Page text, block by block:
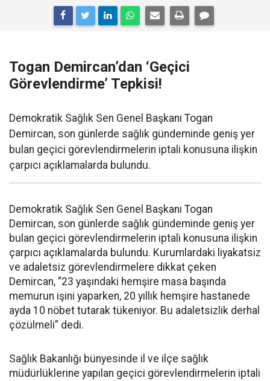
Togan Demircan’dan ‘Geçici
Görevlendirme’ Tepkisi!
Demokratik Sağlık Sen Genel Başkanı Togan
Demircan, son günlerde sağlık gündeminde geniş yer
bulan geçici görevlendirmelerin iptali konusuna ilişkin
çarpıcı açıklamalarda bulundu.
Demokratik Sağlık Sen Genel Başkanı Togan
Demircan, son günlerde sağlık gündeminde geniş yer
bulan geçici görevlendirmelerin iptali konusuna ilişkin
çarpıcı açıklamalarda bulundu. Kurumlardaki liyakatsiz
ve adaletsiz görevlendirmelere dikkat çeken
Demircan, “23 yaşındaki hemşire masa başında
memurun işini yaparken, 20 yıllık hemşire hastanede
ayda 10 nöbet tutarak tükeniyor. Bu adaletsizlik derhal
çözülmeli” dedi.
Sağlık Bakanlığı bünyesinde il ve ilçe sağlık
müdürlüklerine yapılan geçici görevlendirmelerin iptali